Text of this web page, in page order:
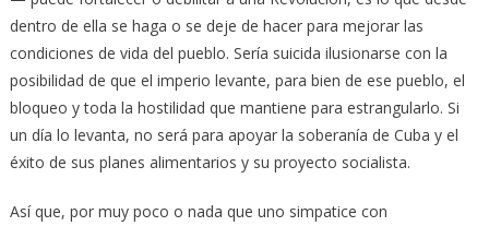
dentro de ella se haga o se deje de hacer para mejorar las
condiciones de vida del pueblo. Sería suicida ilusionarse con la
posibilidad de que el imperio levante, para bien de ese pueblo, el
bloqueo y toda la hostilidad que mantiene para estrangularlo. Si
un día lo levanta, no será para apoyar la soberanía de Cuba y el
éxito de sus planes alimentarios y su proyecto socialista.
Así que, por muy poco o nada que uno simpatice con